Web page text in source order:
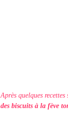
Après quelques
des biscuits à la fève